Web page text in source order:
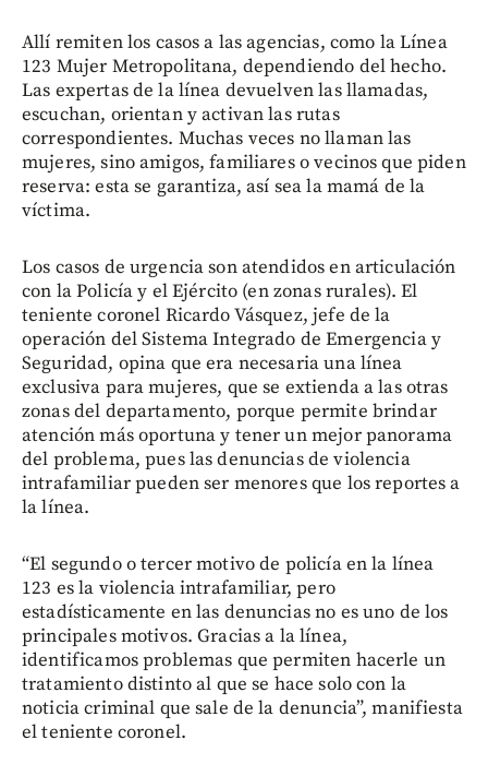
Allí remiten los casos a las agencias, como la Línea
123 Mujer Metropolitana, dependiendo del hecho.
Las expertas de la línea devuelven las llamadas,
escuchan, orientan y activan las rutas
correspondientes. Muchas veces no llaman las
mujeres, sino amigos, familiares o vecinos que piden
reserva: esta se garantiza, así sea la mamá de la
víctima.
Los casos de urgencia son atendidos en articulación
con la Policía y el Ejército (en zonas rurales). El
teniente coronel Ricardo Vásquez, jefe de la
operación del Sistema Integrado de Emergencia y
Seguridad, opina que era necesaria una línea
exclusiva para mujeres, que se extienda a las otras
zonas del departamento, porque permite brindar
atención más oportuna y tener un mejor panorama
del problema, pues las denuncias de violencia
intrafamiliar pueden ser menores que los reportes a
la línea.
“El segundo o tercer motivo de policía en la línea
123 es la violencia intrafamiliar, pero
estadísticamente en las denuncias no es uno de los
principales motivos. Gracias a la línea,
identificamos problemas que permiten hacerle un
tratamiento distinto al que se hace solo con la
noticia criminal que sale de la denuncia”, manifiesta
el teniente coronel.